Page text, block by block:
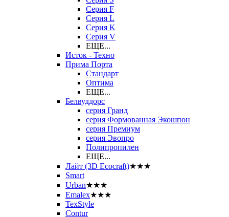
Серия F
Серия L
Серия K
Серия V
ЕЩЕ...
Исток - Техно
Прима Порта
Стандарт
Оптима
ЕЩЕ...
Белвуддорс
серия Гранд
серия Формованная Экошпон
серия Премиум
серия Эвопро
Полипропилен
ЕЩЕ...
Лайт (3D Ecocraft)★★★
Smart
Urban★★★
Emalex★★★
TexStyle
Contur